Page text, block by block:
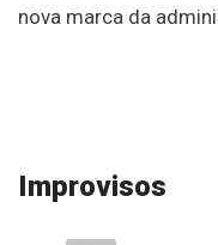
nova marca da
Improvisos